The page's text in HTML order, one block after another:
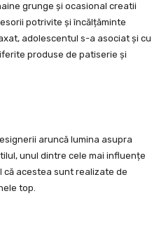
grunge și ocasional creatii
potrivite și încălțăminte
adolescentul s-a asociat și cu
produse de patiserie și
aruncă lumina asupra
unul dintre cele mai influențe
acestea sunt realizate de
top.